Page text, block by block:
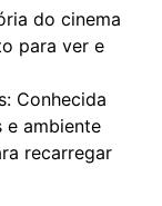
do cinema
para ver e
Conhecida
ambiente
recarregar